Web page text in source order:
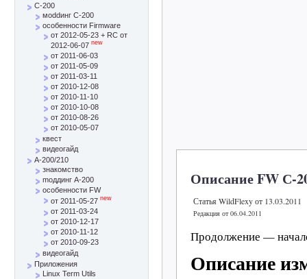
Описание FW С-
Статья WildFlexy от 13.03.2011
Редакция от 06.04.2011
Продолжение —
Описание
C-200
моddинг C-200
особенности Firmware
от 2012-05-23 + RC от
2012-06-07 new
от 2011-06-03
от 2011-05-09
от 2011-03-11
от 2010-12-08
от 2010-11-10
от 2010-10-08
от 2010-08-26
от 2010-05-07
квест
видеогайд
A-200/210
знакомство
mоддинг A-200
особенности FW
от 2011-05-27 new
от 2011-03-24
от 2010-12-17
от 2010-11-12
от 2010-09-23
видеогайд
Приложения
Linux Term Utils